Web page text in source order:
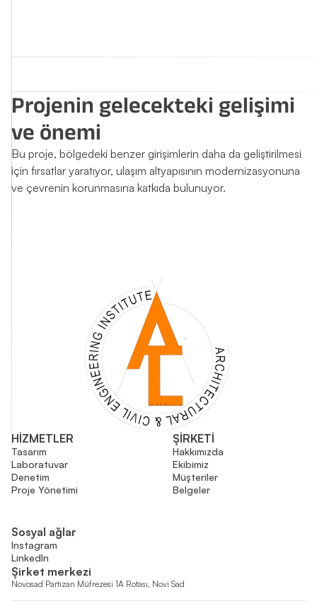
Projenin gelecekteki gelişimi
ve önemi
Bu proje, bölgedeki benzer girişimlerin daha da geliştirilmesi
için fırsatlar yaratıyor, ulaşım altyapısının modernizasyonuna
ve çevrenin korunmasına katkıda bulunuyor.
HİZMETLER
Tasarım
Laboratuvar
Denetim
Proje Yönetimi
ŞİRKETİ
Hakkımızda
Ekibimiz
Müşteriler
Belgeler
Sosyal ağlar
Instagram
LinkedIn
Şirket merkezi
Novosad Partizan Müfrezesi 1A Rotası, Novi Sad